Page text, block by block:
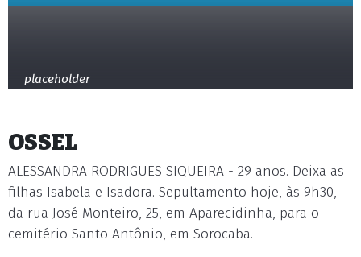
placeholder
OSSEL
ALESSANDRA RODRIGUES SIQUEIRA - 29 anos. Deixa as
filhas Isabela e Isadora. Sepultamento hoje, às 9h30,
da rua José Monteiro, 25, em Aparecidinha, para o
cemitério Santo Antônio, em Sorocaba.